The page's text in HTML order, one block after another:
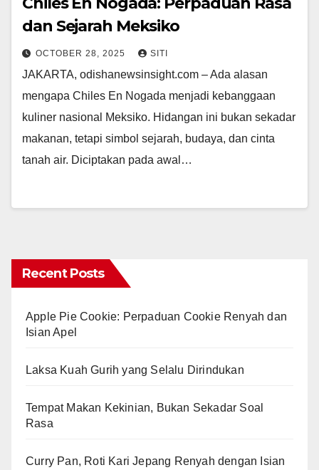
dan Sejarah Meksiko
OCTOBER 28, 2025 SITI
JAKARTA, odishanewsinsight.com – Ada alasan
mengapa Chiles En Nogada menjadi kebanggaan
kuliner nasional Meksiko. Hidangan ini bukan sekadar
makanan, tetapi simbol sejarah, budaya, dan cinta
tanah air. Diciptakan pada awal…
Recent Posts
Apple Pie Cookie: Perpaduan Cookie Renyah dan
Isian Apel
Laksa Kuah Gurih yang Selalu Dirindukan
Tempat Makan Kekinian, Bukan Sekadar Soal
Rasa
Curry Pan, Roti Kari Jepang Renyah dengan Isian